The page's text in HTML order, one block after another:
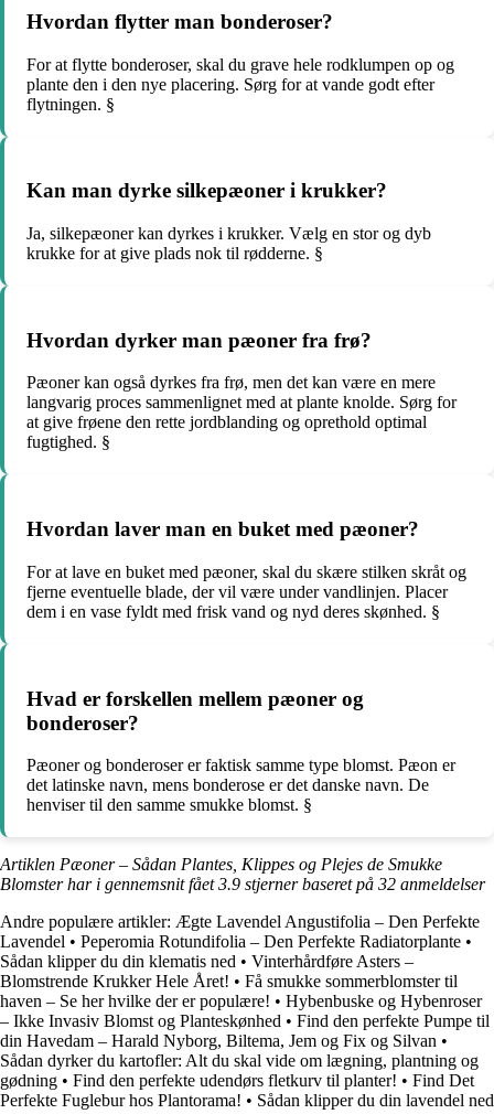
Hvordan flytter man bonderoser?
For at flytte bonderoser, skal du grave hele rodklumpen op og
plante den i den nye placering. Sørg for at vande godt efter
flytningen. §
Kan man dyrke silkepæoner i krukker?
Ja, silkepæoner kan dyrkes i krukker. Vælg en stor og dyb
krukke for at give plads nok til rødderne. §
Hvordan dyrker man pæoner fra frø?
Pæoner kan også dyrkes fra frø, men det kan være en mere
langvarig proces sammenlignet med at plante knolde. Sørg for
at give frøene den rette jordblanding og oprethold optimal
fugtighed. §
Hvordan laver man en buket med pæoner?
For at lave en buket med pæoner, skal du skære stilken skråt og
fjerne eventuelle blade, der vil være under vandlinjen. Placer
dem i en vase fyldt med frisk vand og nyd deres skønhed. §
Hvad er forskellen mellem pæoner og
bonderoser?
Pæoner og bonderoser er faktisk samme type blomst. Pæon er
det latinske navn, mens bonderose er det danske navn. De
henviser til den samme smukke blomst. §
Artiklen Pæoner – Sådan Plantes, Klippes og Plejes de Smukke
Blomster har i gennemsnit fået3.9 stjerner baseret på 32 anmeldelser
Andre populære artikler: Ægte Lavendel Angustifolia – Den Perfekte
Lavendel • Peperomia Rotundifolia – Den Perfekte Radiatorplante •
Sådan klipper du din klematis ned • Vinterhårdføre Asters –
Blomstrende Krukker Hele Året! • Få smukke sommerblomster til
haven – Se her hvilke der er populære! • Hybenbuske og Hybenroser
– Ikke Invasiv Blomst og Planteskønhed • Find den perfekte Pumpe til
din Havedam – Harald Nyborg, Biltema, Jem og Fix og Silvan •
Sådan dyrker du kartofler: Alt du skal vide om lægning, plantning og
gødning • Find den perfekte udendørs fletkurv til planter! • Find Det
Perfekte Fuglebur hos Plantorama! • Sådan klipper du din lavendel ned